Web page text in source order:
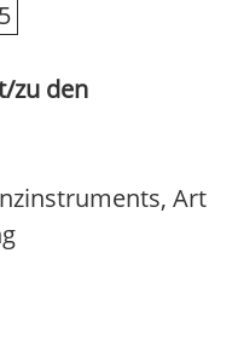
zu den
Art